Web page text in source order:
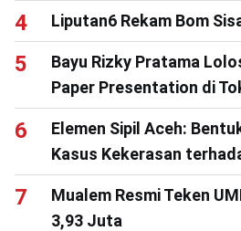
Liputan6 Rekam Bom
Bayu Rizky Pratama
Paper Presentation di
Elemen Sipil Aceh:
Kasus Kekerasan
Mualem Resmi Teken
3,93 Juta